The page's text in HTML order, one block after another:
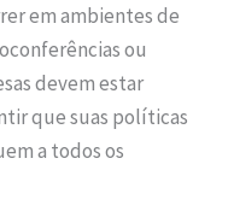
em ambientes de
ou
devem estar
que suas políticas
a todos os